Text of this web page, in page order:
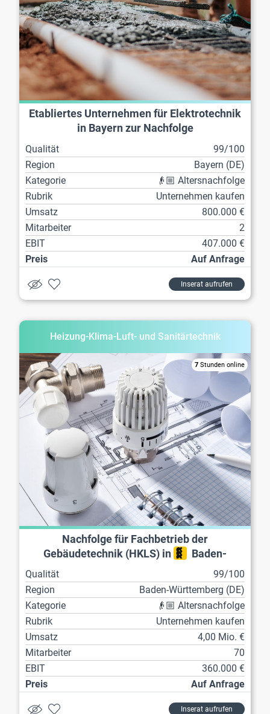
Etabliertes Unternehmen für Elektrotechnik
in Bayern zur Nachfolge
Qualität
99/100
Region
Bayern (DE)
Kategorie
👴🏼 Altersnachfolge
Rubrik
Unternehmen kaufen
Umsatz
800.000 €
Mitarbeiter
2
EBIT
407.000 €
Preis
Auf Anfrage
Inserat aufrufen
Heizung-Klima-Luft- und Sanitärtechnik
7 Stunden online
Nachfolge für Fachbetrieb der
Gebäudetechnik (HKLS) in
Baden-
Qualität
99/100
Region
Baden-Württemberg (DE)
Kategorie
👴🏼 Altersnachfolge
Rubrik
Unternehmen kaufen
Umsatz
4,00 Mio. €
Mitarbeiter
70
EBIT
360.000 €
Preis
Auf Anfrage
Inserat aufrufen